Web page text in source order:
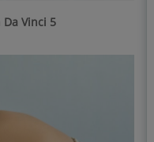
Vinci 5